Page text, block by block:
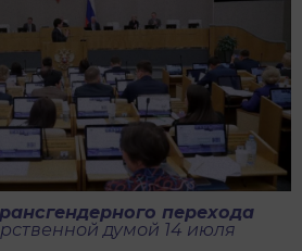
перехода
думой 14 июля